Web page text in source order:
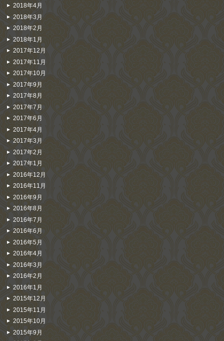
2018年4月
2018年3月
2018年2月
2018年1月
2017年12月
2017年11月
2017年10月
2017年9月
2017年8月
2017年7月
2017年6月
2017年4月
2017年3月
2017年2月
2017年1月
2016年12月
2016年11月
2016年9月
2016年8月
2016年7月
2016年6月
2016年5月
2016年4月
2016年3月
2016年2月
2016年1月
2015年12月
2015年11月
2015年10月
2015年9月